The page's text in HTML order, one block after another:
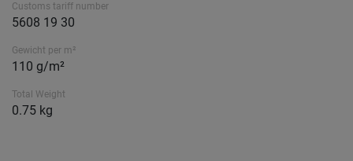
Customs tariff number
5608 19 30
Gewicht per m²
110 g/m²
Total Weight
0.75 kg